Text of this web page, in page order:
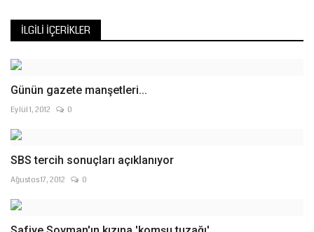
İLGILI İÇERIKLER
Günün gazete manşetleri...
Eylül 1, 2012 0
SBS tercih sonuçları açıklanıyor
Ağustos 17, 2012 0